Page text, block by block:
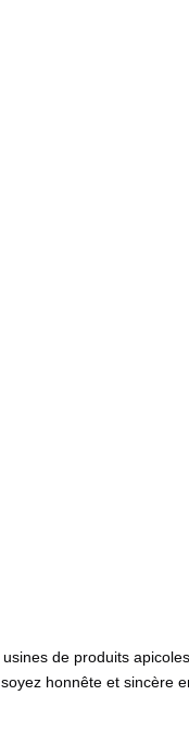
de produits
honnête et sincère